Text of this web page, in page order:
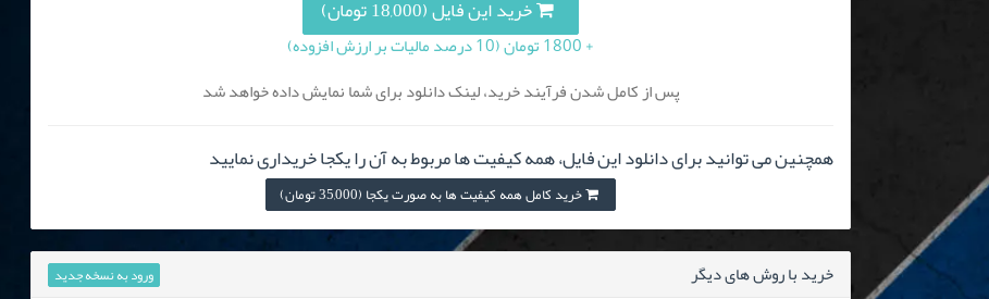
خرید این فایل (18,000 تومان)
+ 1800 تومان (10 درصد مالیات بر ارزش افزوده)
پس از کامل شدن فرآیند خرید، لینک دانلود برای شما نمایش داده خواهد شد
همچنین می توانید برای دانلود این فایل، همه کیفیت ها مربوط به آن را یکجا خریداری نمایید
خرید کامل همه کیفیت ها به صورت یکجا (35,000 تومان)
خرید با روش های دیگر ورود به نسخه جدید